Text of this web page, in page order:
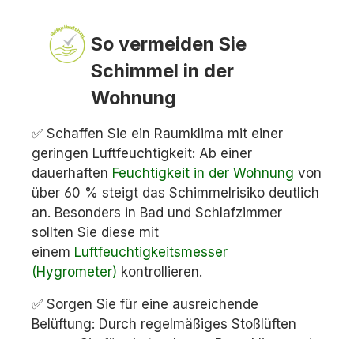
So vermeiden Sie
Schimmel in der
Wohnung
✅ Schaffen Sie ein Raumklima mit einer
geringen Luftfeuchtigkeit: Ab einer
dauerhaften Feuchtigkeit in der Wohnung von
über 60 % steigt das Schimmelrisiko deutlich
an. Besonders in Bad und Schlafzimmer
sollten Sie diese mit
einem Luftfeuchtigkeitsmesser
(Hygrometer) kontrollieren.
✅ Sorgen Sie für eine ausreichende
Belüftung: Durch regelmäßiges Stoßlüften